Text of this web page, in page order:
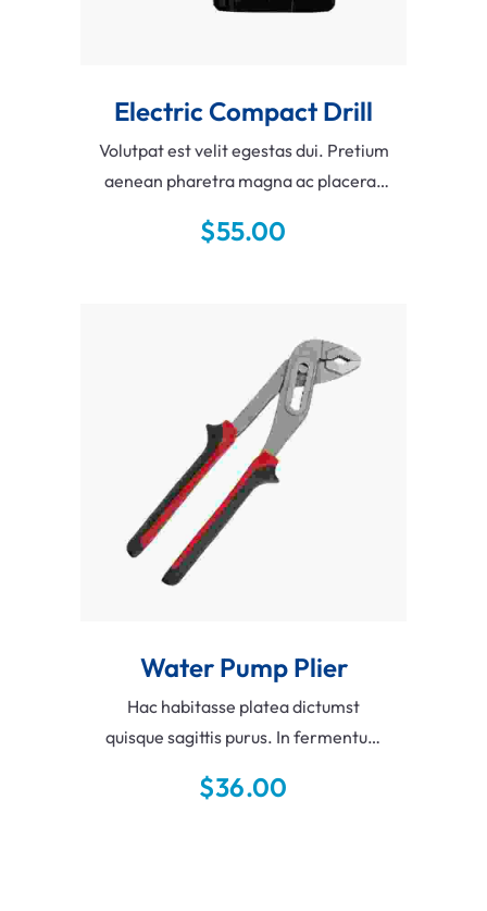
Electric Compact Drill
Volutpat est velit egestas dui. Pretium
aenean pharetra magna ac placerat
Libero justo laoreet sit amet cursus sit
$55.00
Add To Cart
Water Pump Plier
Hac habitasse platea dictumst
quisque sagittis purus. In fermentum
semper feugiat. Vitae auctor eu
$36.00